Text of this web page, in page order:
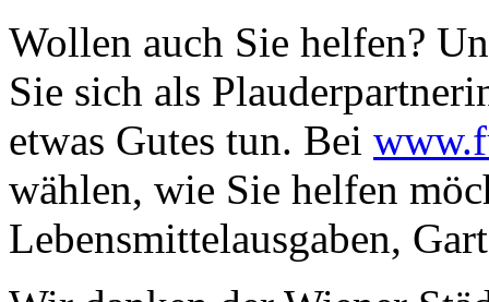
Wollen auch Sie helfen?
Sie sich als
etwas Gutes tun. Bei
wählen, wie Sie helfen
Lebensmittelausgaben,